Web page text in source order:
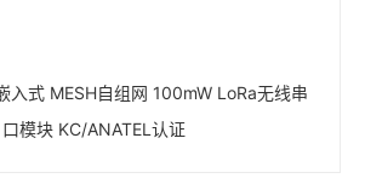
入式 MESH自组网 100mW LoRa无线串
口模块 KC/ANATEL认证